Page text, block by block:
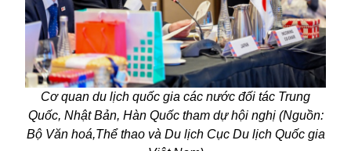
Cơ quan du lịch quốc gia các nước đối tác Trung
Quốc, Nhật Bản, Hàn Quốc tham dự hội nghị(Nguồn:
Bộ Văn hoá,Thể thao và Du lịch Cục Du lịch Quốc gia